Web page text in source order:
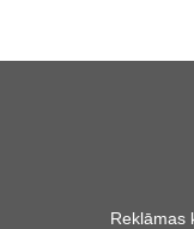
Reklāmas